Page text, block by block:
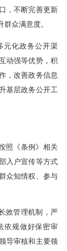
，不断完善更新
众满意度。
化政务公开渠
动强等优势，积
，改善政务信息
基层政务公开工
《条例》相关
入户宣传等方式
众知情权、参与
效管理机制，严
依规做好保密审
导审核和主要领